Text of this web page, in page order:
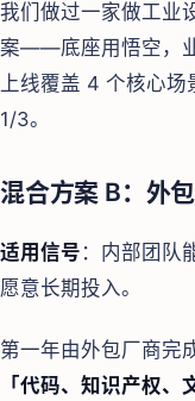
我们做过一家做工业
案——底座用悟空，
上线覆盖 4 个核心
1/3。
混合方案 B：外
适用信号 ：内部团队
愿意长期投入。
第一年由外包厂商完
「代码、知识产权、